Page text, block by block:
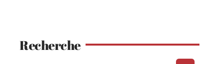
Recherche